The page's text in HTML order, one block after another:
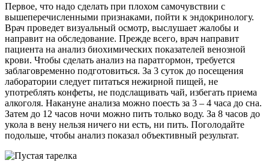
Первое, что надо сделать при плохом самочувствии с
вышеперечисленными признаками, пойти к эндокринологу.
Врач проведет визуальный осмотр, выслушает жалобы и
направит на обследование. Прежде всего, врач направит
пациента на анализ биохимических показателей венозной
крови. Чтобы сделать анализ на паратгормон, требуется
заблаговременно подготовиться. За 3 суток до посещения
лаборатории следует питаться нежирной пищей, не
употреблять конфеты, не подслащивать чай, избегать приема
алкоголя. Накануне анализа можно поесть за 3 – 4 часа до сна.
Затем до 12 часов ночи можно пить только воду. За 8 часов до
укола в вену нельзя ничего ни есть, ни пить. Поголодайте
подольше, чтобы анализ показал объективный результат.